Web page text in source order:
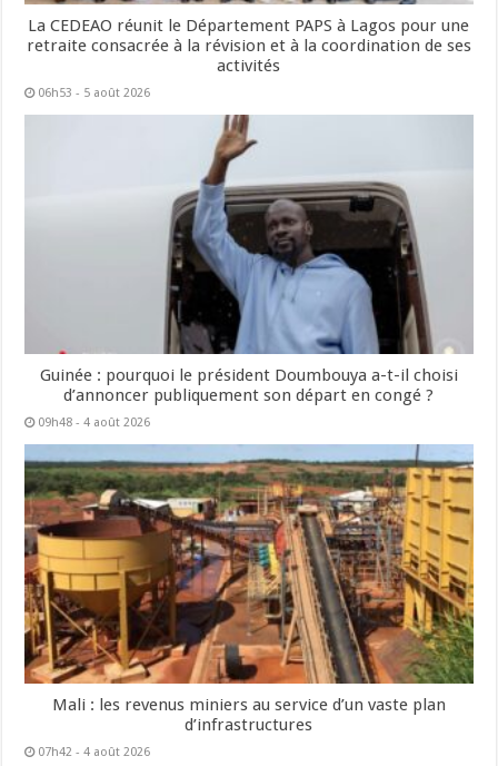
La CEDEAO réunit le Département PAPS à Lagos pour une
retraite consacrée à la révision et à la coordination de ses
activités
06h53 - 5 août 2026
Guinée : pourquoi le président Doumbouya a-t-il choisi
d’annoncer publiquement son départ en congé ?
09h48 - 4 août 2026
Mali : les revenus miniers au service d’un vaste plan
d’infrastructures
07h42 - 4 août 2026